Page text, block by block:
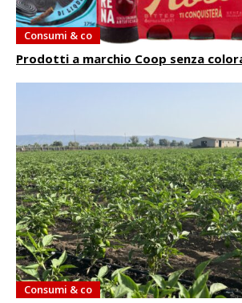
Consumi & co
Prodotti a marchio Coop senza
Consumi & co